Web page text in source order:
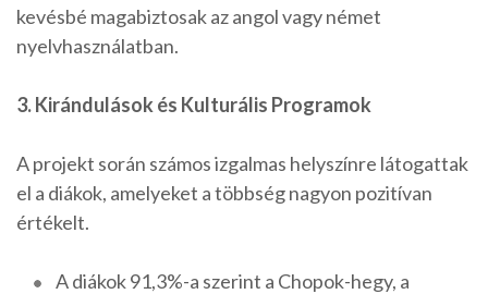
kevésbé magabiztosak az angol vagy német
nyelvhasználatban.
3. Kirándulások és Kulturális Programok
A projekt során számos izgalmas helyszínre látogattak
el a diákok, amelyeket a többség nagyon pozitívan
értékelt.
A diákok 91,3%-a szerint a Chopok-hegy, a